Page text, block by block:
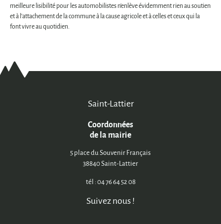
meilleure lisibilité pour les automobilistes n'enlève évidemment rien au soutien
et à l'attachement de la commune à la cause agricole et à celles et ceux qui la
font vivre au quotidien.
Saint-Lattier
Coordonnées
de la mairie
5 place du Souvenir Français
38840 Saint-Lattier
tél : 04 76 64 52 08
Suivez nous !